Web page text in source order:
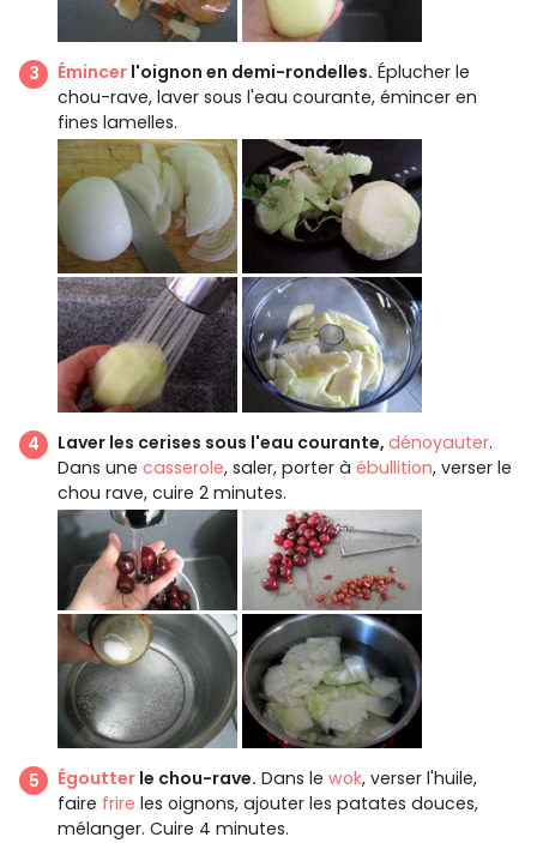
Émincer l'oignon en demi-rondelles. Éplucher le
chou-rave, laver sous l'eau courante, émincer en
fines lamelles.
Laver les cerises sous l'eau courante, dénoyauter.
Dans une casserole, saler, porter à ébullition, verser le
chou rave, cuire 2 minutes.
Égoutter le chou-rave. Dans le wok, verser l'huile,
faire frire les oignons, ajouter les patates douces,
mélanger. Cuire 4 minutes.